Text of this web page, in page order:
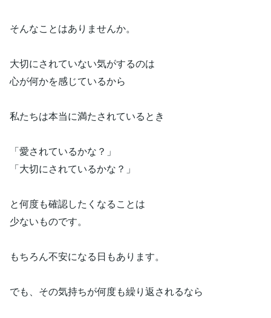
そんなことはありませんか。
大切にされていない気がするのは
心が何かを感じているから
私たちは本当に満たされているとき
「愛されているかな？」
「大切にされているかな？」
と何度も確認したくなることは
少ないものです。
もちろん不安になる日もあります。
でも、その気持ちが何度も繰り返されるなら